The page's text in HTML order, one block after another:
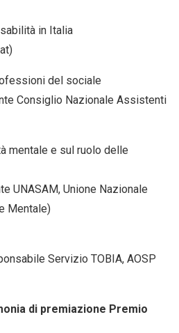
in Italia
del sociale
Consiglio Nazionale Assistenti
mentale e sul ruolo delle
UNASAM, Unione Nazionale
Mentale)
Servizio TOBIA, AOSP
di premiazione Premio